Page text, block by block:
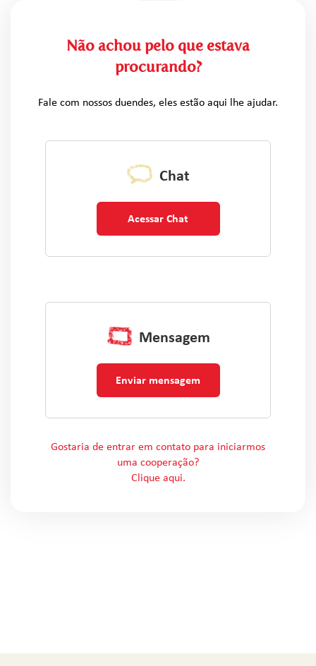
Não achou pelo que estava
procurando?
Fale com nossos duendes, eles estão aqui lhe ajudar.
Chat
Acessar Chat
Mensagem
Enviar mensagem
Gostaria de entrar em contato para iniciarmos
uma cooperação?
Clique aqui.